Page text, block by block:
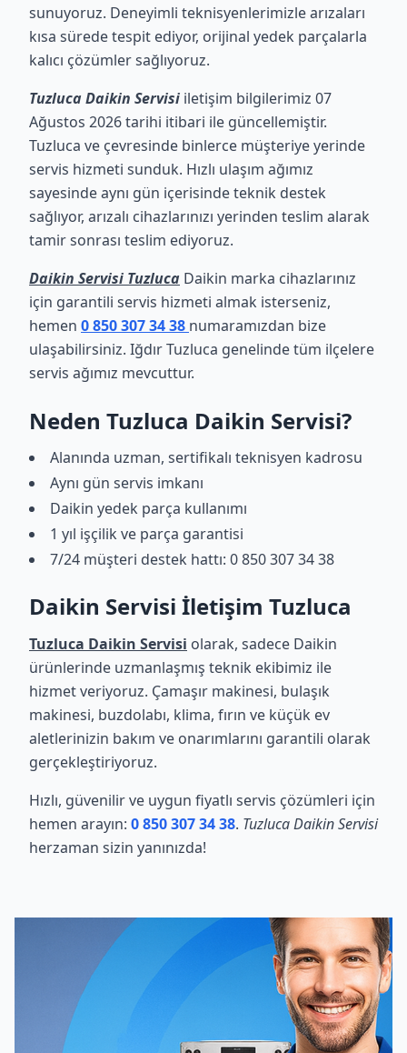
sunuyoruz. Deneyimli teknisyenlerimizle arızaları
kısa sürede tespit ediyor, orijinal yedek parçalarla
kalıcı çözümler sağlıyoruz.
Tuzluca Daikin Servisi iletişim bilgilerimiz 07
Ağustos 2026 tarihi itibari ile güncellemiştir.
Tuzluca ve çevresinde binlerce müşteriye yerinde
servis hizmeti sunduk. Hızlı ulaşım ağımız
sayesinde aynı gün içerisinde teknik destek
sağlıyor, arızalı cihazlarınızı yerinden teslim alarak
tamir sonrası teslim ediyoruz.
Daikin Servisi Tuzluca Daikin marka cihazlarınız
için garantili servis hizmeti almak isterseniz,
hemen 0 850 307 34 38 numaramızdan bize
ulaşabilirsiniz. Iğdır Tuzluca genelinde tüm ilçelere
servis ağımız mevcuttur.
Neden Tuzluca Daikin Servisi?
Alanında uzman, sertifikalı teknisyen kadrosu
Aynı gün servis imkanı
Daikin yedek parça kullanımı
1 yıl işçilik ve parça garantisi
7/24 müşteri destek hattı: 0 850 307 34 38
Daikin Servisi İletişim Tuzluca
Tuzluca Daikin Servisi olarak, sadece Daikin
ürünlerinde uzmanlaşmış teknik ekibimiz ile
hizmet veriyoruz. Çamaşır makinesi, bulaşık
makinesi, buzdolabı, klima, fırın ve küçük ev
aletlerinizin bakım ve onarımlarını garantili olarak
gerçekleştiriyoruz.
Hızlı, güvenilir ve uygun fiyatlı servis çözümleri için
hemen arayın: 0 850 307 34 38. Tuzluca Daikin Servisi
herzaman sizin yanınızda!